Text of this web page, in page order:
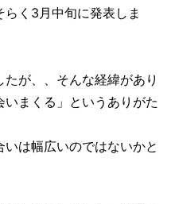
く3月中旬に発表しま
が、、そんな経緯があり
いまくる」というありがた
は幅広いのではないかと